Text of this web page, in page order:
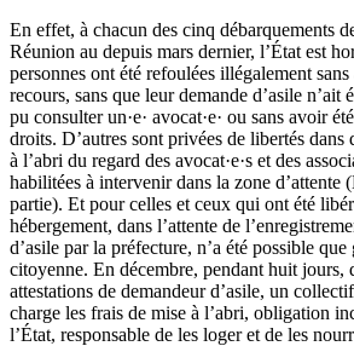
En effet, à chacun des cinq débarquements
Réunion au depuis mars dernier, l’État est
personnes ont été refoulées illégalement
recours, sans que leur demande d’asile n’ait
pu consulter un·e· avocat·e· ou sans avoir
droits. D’autres sont privées de libertés dans
à l’abri du regard des avocat·e·s et des
habilitées à intervenir dans la zone d’attente
partie). Et pour celles et ceux qui ont été
hébergement, dans l’attente de
d’asile par la préfecture, n’a été possible
citoyenne. En décembre, pendant huit jours,
attestations de demandeur d’asile, un
charge les frais de mise à l’abri, obligation
l’État, responsable de les loger et de les